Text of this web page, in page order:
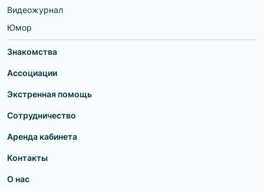
Видеожурнал
Юмор
Знакомства
Ассоциации
Экстренная помощь
Сотрудничество
Аренда кабинета
Контакты
О нас